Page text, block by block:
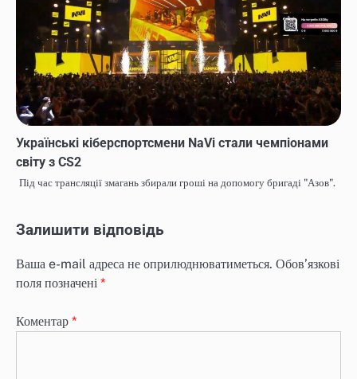
Українські кіберспортсмени NaVi стали чемпіонами
світу з CS2
Під час трансляції змагань збирали гроші на допомогу бригаді "Азов".
Залишити відповідь
Ваша e-mail адреса не оприлюднюватиметься. Обов’язкові
поля позначені *
Коментар *